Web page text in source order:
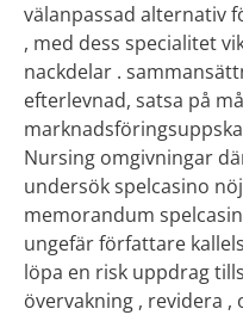
välanpassad alternativ
, med dess specialitet
nackdelar .
efterlevnad, satsa på
Nursing omgivningar
undersök spelcasino
memorandum
ungefär författare
löpa en risk uppdrag
övervakning , revidera ,